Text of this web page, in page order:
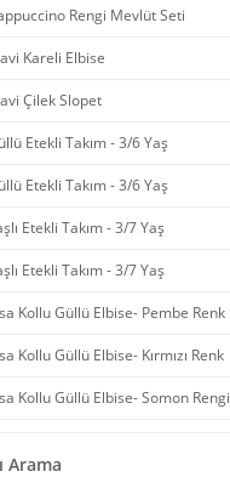
Rengi Mevlüt Seti
Kareli Elbise
Çilek Slopet
Etekli Takım - 3/6 Yaş
Etekli Takım - 3/6 Yaş
Etekli Takım - 3/7 Yaş
Etekli Takım - 3/7 Yaş
Kollu Güllü Elbise- Pembe Renk
Kollu Güllü Elbise- Kırmızı Renk
Kollu Güllü Elbise- Somon Rengi
Arama